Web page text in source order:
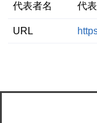
代表者名 代
URL